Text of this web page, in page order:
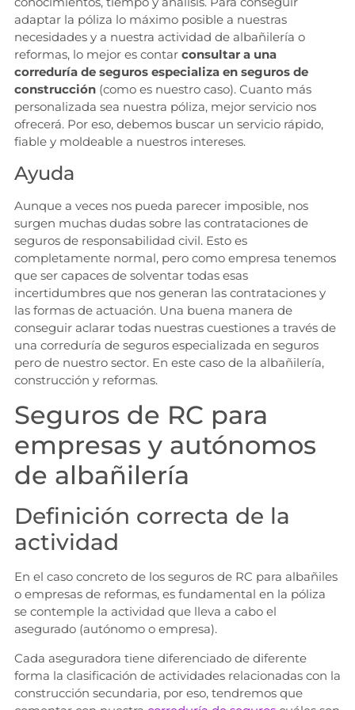
adaptar la póliza lo máximo posible a nuestras
necesidades y a nuestra actividad de albañilería o
reformas, lo mejor es contarconsultar a una
correduría de seguros especializa en seguros de
construcción(como es nuestro caso). Cuanto más
personalizada sea nuestra póliza, mejor servicio nos
ofrecerá. Por eso, debemos buscar un servicio rápido,
fiable y moldeable a nuestros intereses.
Ayuda
Aunque a veces nos pueda parecer imposible, nos
surgen muchas dudas sobre las contrataciones de
seguros de responsabilidad civil. Esto es
completamente normal, pero como empresa tenemos
que ser capaces de solventar todas esas
incertidumbres que nos generan las contrataciones y
las formas de actuación. Una buena manera de
conseguir aclarar todas nuestras cuestiones a través de
una correduría de seguros especializada en seguros
pero de nuestro sector. En este caso de la albañilería,
construcción y reformas.
Seguros de RC para
empresas y autónomos
de albañilería
Definición correcta de la
actividad
En el caso concreto de los seguros de RC para albañiles
o empresas de reformas, es fundamental en la póliza
se contemple la actividad que lleva a cabo el
asegurado (autónomo o empresa).
Cada aseguradora tiene diferenciado de diferente
forma la clasificación de actividades relacionadas con la
construcción secundaria, por eso, tendremos que